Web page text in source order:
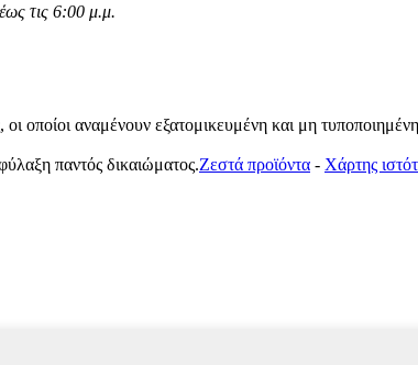
τις 6:00 μ.μ.
οι οποίοι αναμένουν εξατομικευμένη και μη
παντός δικαιώματος.Ζεστά προϊόντα - Χάρτης